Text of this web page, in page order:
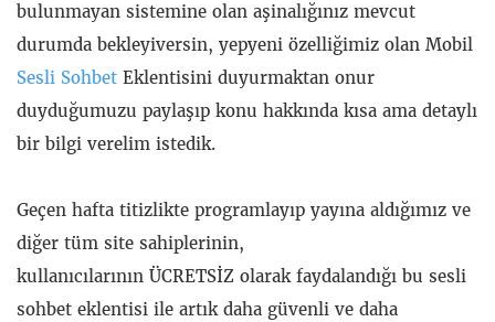
bulunmayan sistemine olan aşinalığınız mevcut
durumda bekleyiversin, yepyeni özelliğimiz olan Mobil
Sesli Sohbet Eklentisini duyurmaktan onur
duyduğumuzu paylaşıp konu hakkında kısa ama detaylı
bir bilgi verelim istedik.
Geçen hafta titizlikte programlayıp yayına aldığımız ve
diğer tüm site sahiplerinin,
kullanıcılarının ÜCRETSİZ olarak faydalandığı bu sesli
sohbet eklentisi ile artık daha güvenli ve daha